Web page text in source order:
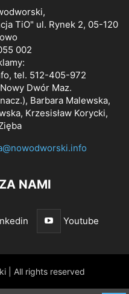
TiO" ul. Rynek 2, 05-120
002
, tel. 512-405-972
Dwór Maz.
Barbara Malewska,
Krzesisław Korycki,
NAMI
Youtube
| All rights reserved